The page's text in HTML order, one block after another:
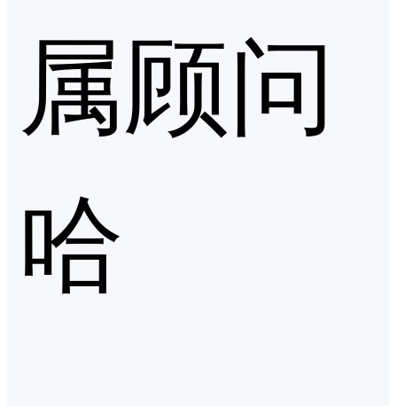
属顾问
哈